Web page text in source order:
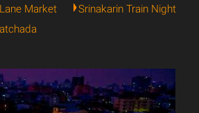
Market
Srinakarin Train Night